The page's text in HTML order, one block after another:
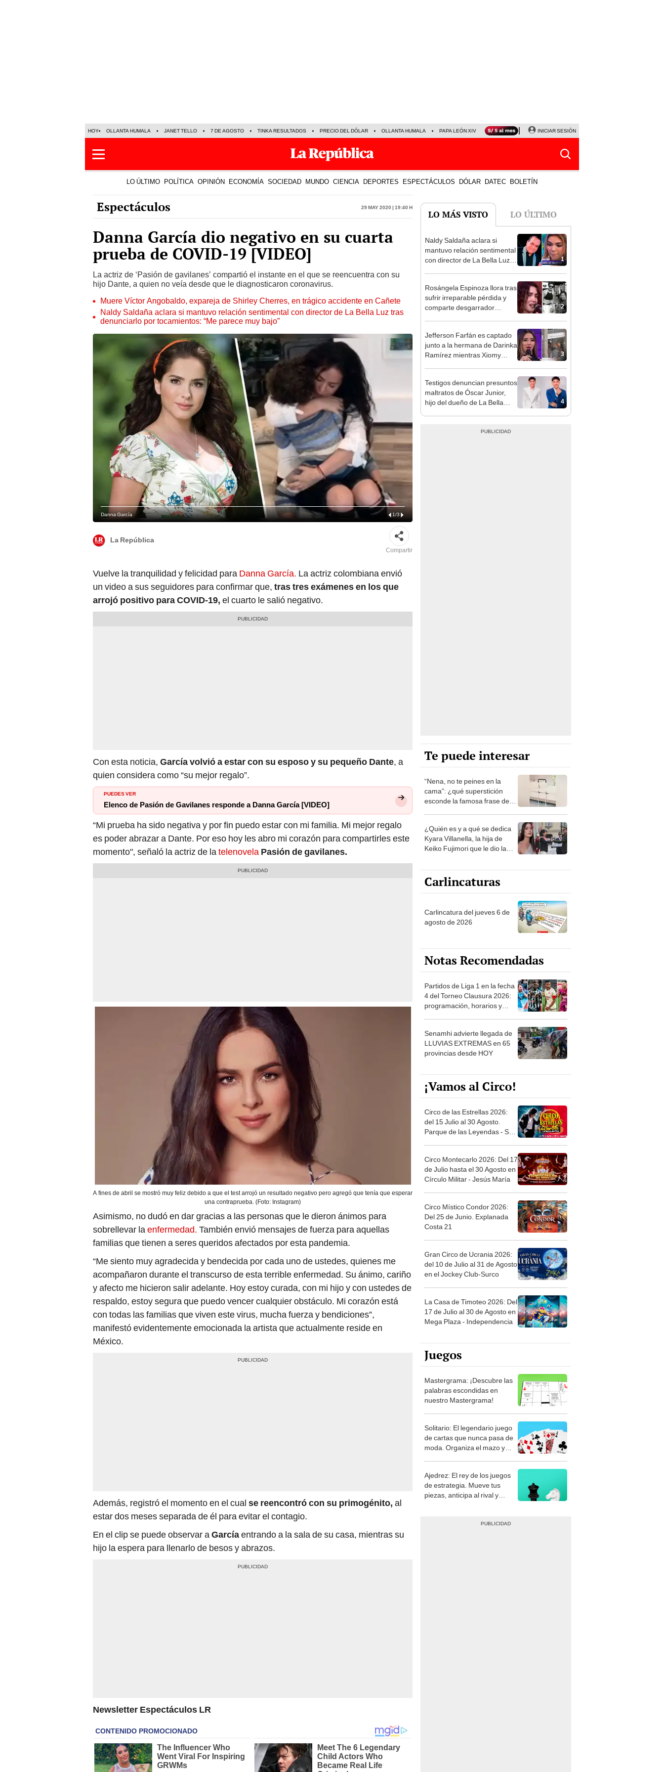
HOY OLLANTA HUMALA JANET TELLO 7 DE AGOSTO TINKA RESULTADOS PRECIO DEL DÓLAR OLLANTA HUMALA PAPA LEÓN XIV NALDY SALDAÑA LA BELLA LUZ
INICIAR SESIÓN
LO ÚLTIMO POLÍTICA OPINIÓN ECONOMÍA SOCIEDAD MUNDO CIENCIA DEPORTES ESPECTÁCULOS DÓLAR DATEC BOLETÍN
Espectáculos 29 May 2020 | 19:40 h
Danna García dio negativo en su cuarta
prueba de COVID-19 [VIDEO]
La actriz de ‘Pasión de gavilanes’ compartió el instante en el que se reencuentra con su
hijo Dante, a quien no veía desde que le diagnosticaron coronavirus.
Muere Víctor Angobaldo, expareja de Shirley Cherres, en trágico accidente en Cañete
Naldy Saldaña aclara si mantuvo relación sentimental con director de La Bella Luz tras
denunciarlo por tocamientos: “Me parece muy bajo”
Danna García 1/3
La República
Compartir
Vuelve la tranquilidad y felicidad para Danna García. La actriz colombiana envió
un video a sus seguidores para confirmar que, tras tres exámenes en los que
arrojó positivo para COVID-19, el cuarto le salió negativo.
Con esta noticia, García volvió a estar con su esposo y su pequeño Dante, a
quien considera como “su mejor regalo”.
PUEDES VER
Elenco de Pasión de Gavilanes responde a Danna García [VIDEO]
“Mi prueba ha sido negativa y por fin puedo estar con mi familia. Mi mejor regalo
es poder abrazar a Dante. Por eso hoy les abro mi corazón para compartirles este
momento", señaló la actriz de latelenovela Pasión de gavilanes.
A fines de abril se mostró muy feliz debido a que el test arrojó un resultado negativo pero agregó que tenía que esperar
una contraprueba. (Foto: Instagram)
Asimismo, no dudó en dar gracias a las personas que le dieron ánimos para
sobrellevar laenfermedad. También envió mensajes de fuerza para aquellas
familias que tienen a seres queridos afectados por esta pandemia.
“Me siento muy agradecida y bendecida por cada uno de ustedes, quienes me
acompañaron durante el transcurso de esta terrible enfermedad. Su ánimo, cariño
y afecto me hicieron salir adelante. Hoy estoy curada, con mi hijo y con ustedes de
respaldo, estoy segura que puedo vencer cualquier obstáculo. Mi corazón está
con todas las familias que viven este virus, mucha fuerza y bendiciones”,
manifestó evidentemente emocionada la artista que actualmente reside en
México.
Además, registró el momento en el cual se reencontró con su primogénito, al
estar dos meses separada de él para evitar el contagio.
En el clip se puede observar aGarcíaentrando a la sala de su casa, mientras su
hijo la espera para llenarlo de besos y abrazos.
Newsletter Espectáculos LR
LO MÁS VISTO LO ÚLTIMO
1
Naldy Saldaña aclara si
mantuvo relación sentimental
con director de La Bella Luz
bajo”
2
Rosángela Espinoza llora tras
sufrir irreparable pérdida y
comparte desgarrador
3
Jefferson Farfán es captado
junto a la hermana de Darinka
Ramírez mientras Xiomy
4
Testigos denuncian presuntos
maltratos de Óscar Junior,
hijo del dueño de La Bella
Te puede interesar
“Nena, no te peines en la
cama”: ¿qué superstición
esconde la famosa frase de
¿Quién es y a qué se dedica
Kyara Villanella, la hija de
Keiko Fujimori que le dio la
Carlincaturas
Carlincatura del jueves 6 de
agosto de 2026
Notas Recomendadas
Partidos de Liga 1 en la fecha
4 del Torneo Clausura 2026:
programación, horarios y
Senamhi advierte llegada de
LLUVIAS EXTREMAS en 65
provincias desde HOY
¡Vamos al Circo!
Circo de las Estrellas 2026:
del 15 Julio al 30 Agosto.
Parque de las Leyendas - San
Circo Montecarlo 2026: Del 17
de Julio hasta el 30 Agosto en
Círculo Militar - Jesús María
Circo Místico Condor 2026:
Del 25 de Junio. Explanada
Costa 21
Gran Circo de Ucrania 2026:
del 10 de Julio al 31 de Agosto
en el Jockey Club-Surco
La Casa de Timoteo 2026: Del
17 de Julio al 30 de Agosto en
Mega Plaza - Independencia
Juegos
Mastergrama: ¡Descubre las
palabras escondidas en
nuestro Mastergrama!
Solitario: El legendario juego
de cartas que nunca pasa de
moda. Organiza el mazo y
Ajedrez: El rey de los juegos
de estrategia. Mueve tus
piezas, anticipa al rival y